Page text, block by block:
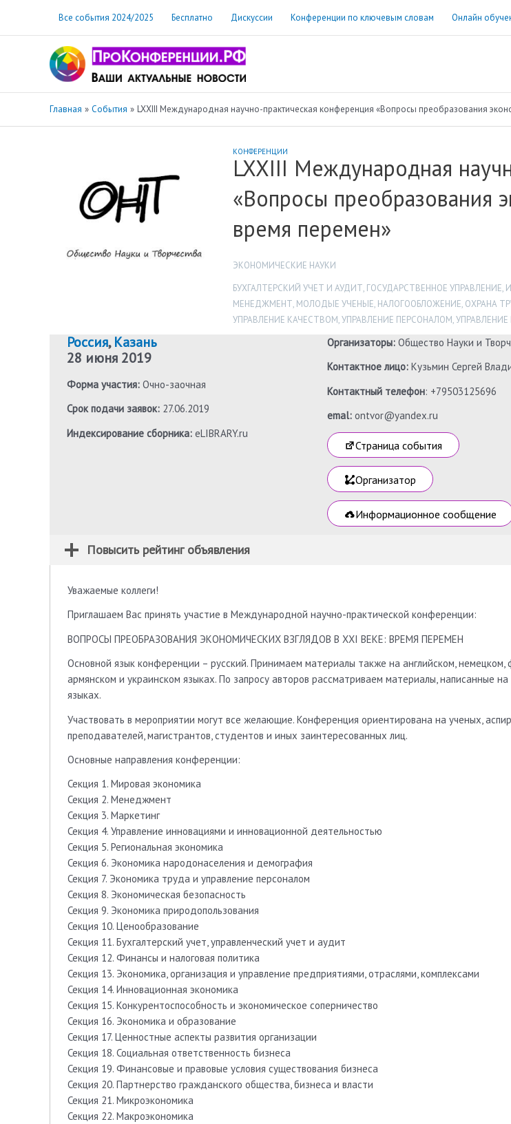
содержимому
Все события 2024/2025 Бесплатно Дискуссии Конференции по ключевым словам Онлайн
Главная События LXXIII Международная научно-практическая конференция «Вопросы преобразования
КОНФЕРЕНЦИИ
LXXIII Международная
«Вопросы преобразования
время перемен»
ЭКОНОМИЧЕСКИЕ НАУКИ
БУХГАЛТЕРСКИЙ УЧЕТ И АУДИТ, ГОСУДАРСТВЕННОЕ УПРАВЛЕНИЕ,
МЕНЕДЖМЕНТ, МОЛОДЫЕ УЧЕНЫЕ, НАЛОГООБЛОЖЕНИЕ, ОХРАНА
УПРАВЛЕНИЕ КАЧЕСТВОМ,УПРАВЛЕНИЕ ПЕРСОНАЛОМ,
Россия,Казань
28 июня 2019
Форма участия: Очно-заочная
Срок подачи заявок: 27.06.2019
Индексирование сборника: eLIBRARY.ru
Организаторы: Общество Науки и
Контактное лицо: Кузьмин Сергей
Контактный телефон: +79503125696
emal:ontvor@yandex.ru
Страница события
Организатор
Информационное сообщение
Повысить рейтинг объявления
Уважаемые коллеги!
Приглашаем Вас принять участие в Международной научно-практической конференции:
ВОПРОСЫ ПРЕОБРАЗОВАНИЯ ЭКОНОМИЧЕСКИХ ВЗГЛЯДОВ В XXI ВЕКЕ: ВРЕМЯ ПЕРЕМЕН
Основной язык конференции – русский. Принимаем материалы также на английском, немецком,
армянском и украинском языках. По запросу авторов рассматриваем материалы, написанные на
языках.
Участвовать в мероприятии могут все желающие. Конференция ориентирована на ученых,
преподавателей, магистрантов, студентов и иных заинтересованных лиц.
Основные направления конференции:
Секция 1. Мировая экономика
Секция 2. Менеджмент
Секция 3. Маркетинг
Секция 4. Управление инновациями и инновационной деятельностью
Секция 5. Региональная экономика
Секция 6. Экономика народонаселения и демография
Секция 7. Экономика труда и управление персоналом
Секция 8. Экономическая безопасность
Секция 9. Экономика природопользования
Секция 10. Ценообразование
Секция 11. Бухгалтерский учет, управленческий учет и аудит
Секция 12. Финансы и налоговая политика
Секция 13. Экономика, организация и управление предприятиями, отраслями, комплексами
Секция 14. Инновационная экономика
Секция 15. Конкурентоспособность и экономическое соперничество
Секция 16. Экономика и образование
Секция 17. Ценностные аспекты развития организации
Секция 18. Социальная ответственность бизнеса
Секция 19. Финансовые и правовые условия существования бизнеса
Секция 20. Партнерство гражданского общества, бизнеса и власти
Секция 21. Микроэкономика
Секция 22. Макроэкономика